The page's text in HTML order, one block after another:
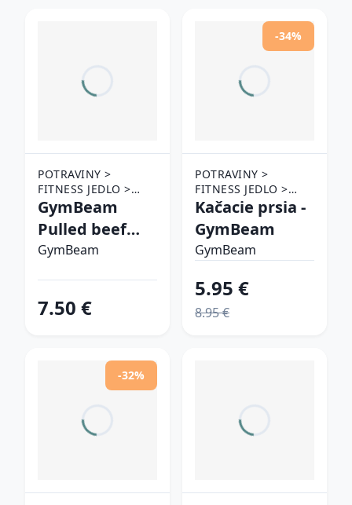
POTRAVINY >
FITNESS JEDLO >
MÄSO
GymBeam
Pulled beef
BBQ BBQ
GymBeam
7.50 €
-34%
POTRAVINY >
FITNESS JEDLO >
MÄSO
Kačacie prsia -
GymBeam
GymBeam
5.95 €
8.95 €
-32%